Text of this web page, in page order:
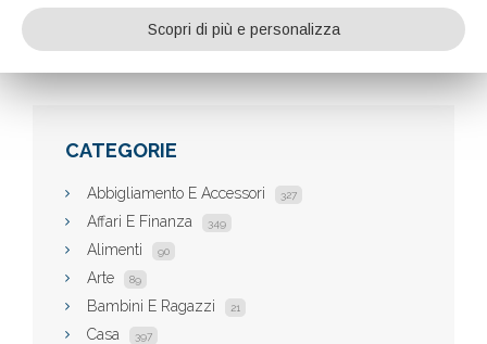
Aziende Collare per Cani
CATEGORIE
Abbigliamento E Accessori 327
Affari E Finanza 349
Alimenti 90
Arte 89
Bambini E Ragazzi 21
Casa 397
Scopri di più e personalizza